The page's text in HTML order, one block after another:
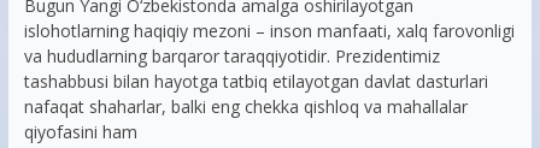
Bugun Yangi O‘zbekistonda amalga oshirilayotgan
islohotlarning haqiqiy mezoni – inson manfaati, xalq farovonligi
va hududlarning barqaror taraqqiyotidir. Prezidentimiz
tashabbusi bilan hayotga tatbiq etilayotgan davlat dasturlari
nafaqat shaharlar, balki eng chekka qishloq va mahallalar
qiyofasini ham